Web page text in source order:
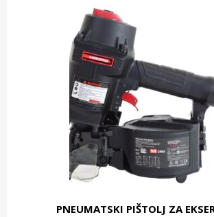
PNEUMATSKI PIŠTOLJ ZA